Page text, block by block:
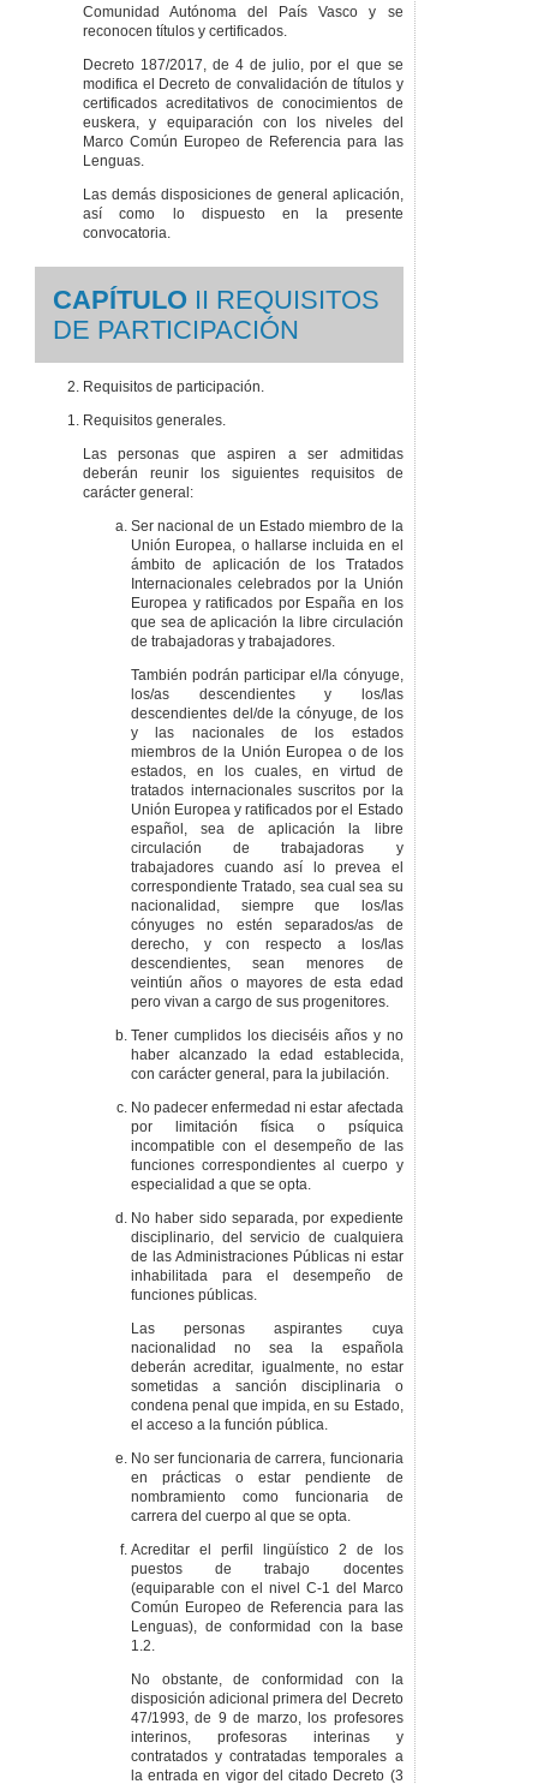
Comunidad Autónoma del País Vasco y se
reconocen títulos y certificados.
Decreto 187/2017, de 4 de julio, por el que se
modifica el Decreto de convalidación de títulos y
certificados acreditativos de conocimientos de
euskera, y equiparación con los niveles del
Marco Común Europeo de Referencia para las
Lenguas.
Las demás disposiciones de general aplicación,
así como lo dispuesto en la presente
convocatoria.
CAPÍTULO II REQUISITOS
DE PARTICIPACIÓN
Requisitos de participación.
Requisitos generales.
Las personas que aspiren a ser admitidas
deberán reunir los siguientes requisitos de
carácter general:
Ser nacional de un Estado miembro de la
Unión Europea, o hallarse incluida en el
ámbito de aplicación de los Tratados
Internacionales celebrados por la Unión
Europea y ratificados por España en los
que sea de aplicación la libre circulación
de trabajadoras y trabajadores.
También podrán participar el/la cónyuge,
los/as descendientes y los/las
descendientes del/de la cónyuge, de los
y las nacionales de los estados
miembros de la Unión Europea o de los
estados, en los cuales, en virtud de
tratados internacionales suscritos por la
Unión Europea y ratificados por el Estado
español, sea de aplicación la libre
circulación de trabajadoras y
trabajadores cuando así lo prevea el
correspondiente Tratado, sea cual sea su
nacionalidad, siempre que los/las
cónyuges no estén separados/as de
derecho, y con respecto a los/las
descendientes, sean menores de
veintiún años o mayores de esta edad
pero vivan a cargo de sus progenitores.
Tener cumplidos los dieciséis años y no
haber alcanzado la edad establecida,
con carácter general, para la jubilación.
No padecer enfermedad ni estar afectada
por limitación física o psíquica
incompatible con el desempeño de las
funciones correspondientes al cuerpo y
especialidad a que se opta.
No haber sido separada, por expediente
disciplinario, del servicio de cualquiera
de las Administraciones Públicas ni estar
inhabilitada para el desempeño de
funciones públicas.
Las personas aspirantes cuya
nacionalidad no sea la española
deberán acreditar, igualmente, no estar
sometidas a sanción disciplinaria o
condena penal que impida, en su Estado,
el acceso a la función pública.
No ser funcionaria de carrera, funcionaria
en prácticas o estar pendiente de
nombramiento como funcionaria de
carrera del cuerpo al que se opta.
Acreditar el perfil lingüístico 2 de los
puestos de trabajo docentes
(equiparable con el nivel C-1 del Marco
Común Europeo de Referencia para las
Lenguas), de conformidad con la base
1.2.
No obstante, de conformidad con la
disposición adicional primera del Decreto
47/1993, de 9 de marzo, los profesores
interinos, profesoras interinas y
contratados y contratadas temporales a
la entrada en vigor del citado Decreto (3